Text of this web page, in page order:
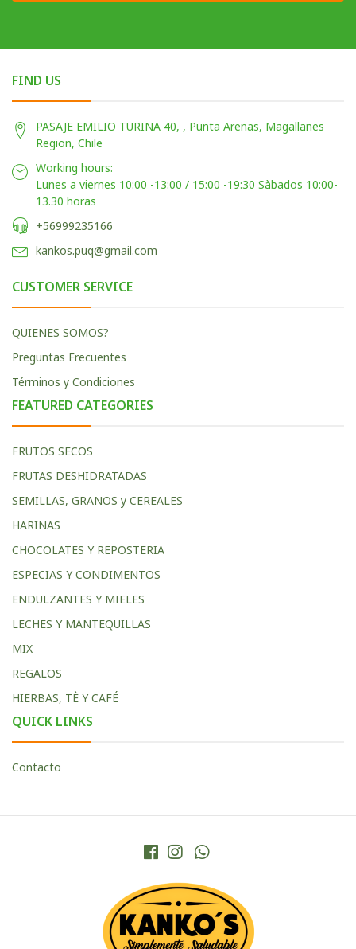
FIND US
PASAJE EMILIO TURINA 40, , Punta Arenas, Magallanes
Region, Chile
Working hours:
Lunes a viernes 10:00 -13:00 / 15:00 -19:30 Sàbados 10:00-
13.30 horas
+56999235166
kankos.puq@gmail.com
CUSTOMER SERVICE
QUIENES SOMOS?
Preguntas Frecuentes
Términos y Condiciones
FEATURED CATEGORIES
FRUTOS SECOS
FRUTAS DESHIDRATADAS
SEMILLAS, GRANOS y CEREALES
HARINAS
CHOCOLATES Y REPOSTERIA
ESPECIAS Y CONDIMENTOS
ENDULZANTES Y MIELES
LECHES Y MANTEQUILLAS
MIX
REGALOS
HIERBAS, TÈ Y CAFÉ
QUICK LINKS
Contacto